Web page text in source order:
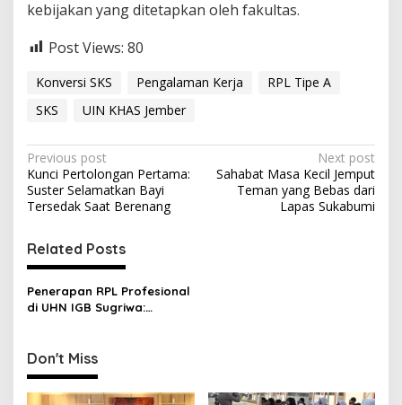
kebijakan yang ditetapkan oleh fakultas.
Post Views: 80
Konversi SKS Pengalaman Kerja
RPL Tipe A
SKS
UIN KHAS Jember
P
o
s
t
n
a
v
g
a
Previous post
Kunci Pertolongan Pertama:
Suster Selamatkan Bayi
Tersedak Saat Berenang
Next post
Sahabat Masa Kecil Jemput
Teman yang Bebas dari
Lapas Sukabumi
Related Posts
Penerapan RPL Profesional
di UHN IGB Sugriwa:
Don't Miss